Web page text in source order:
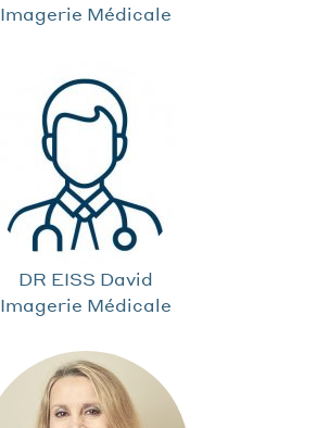
Imagerie Médicale
DR EISS David
Imagerie Médicale